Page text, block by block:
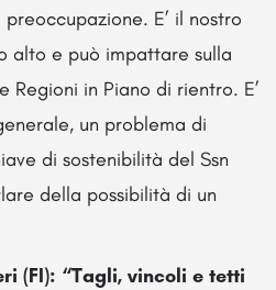
E’ il nostro
alto e può impattare sulla
Regioni in Piano di rientro. E’
un problema di
di sostenibilità del Ssn
della possibilità di un
(FI): “Tagli, vincoli e tetti